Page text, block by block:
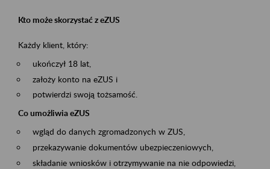
Kto może skorzystać z eZUS
Każdy klient, który:
ukończył 18 lat,
założy konto na eZUS i
potwierdzi swoją tożsamość.
Co umożliwia eZUS
wgląd do danych zgromadzonych w ZUS,
przekazywanie dokumentów ubezpieczeniowych,
składanie wniosków i otrzymywanie na nie odpowiedzi,